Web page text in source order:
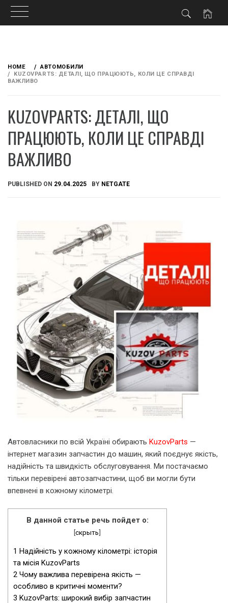
content
HOME
АВТОМОБИЛИ
KUZOVPARTS: ДЕТАЛІ, ЩО ПРАЦЮЮТЬ, КОЛИ ЦЕ СПРАВДІ
ВАЖЛИВО
KUZOVPARTS: ДЕТАЛІ, ЩО
ПРАЦЮЮТЬ, КОЛИ ЦЕ СПРАВДІ
ВАЖЛИВО
PUBLISHED ON 29.04.2025 BY NETGATE
Автовласники по всій Україні обирають KuzovParts —
інтернет магазин запчастин до машин, який поєднує якість,
надійність та швидкість обслуговування. Ми постачаємо
тільки перевірені автозапчастини, щоб ви могли бути
впевнені в кожному кілометрі.
В данной статье речь пойдет о:
[скрыть]
1 Надійність у кожному кілометрі: історія
та місія KuzovParts
2 Чому важлива перевірена якість —
особливо в критичні моменти?
3 KuzovParts: широкий вибір запчастин